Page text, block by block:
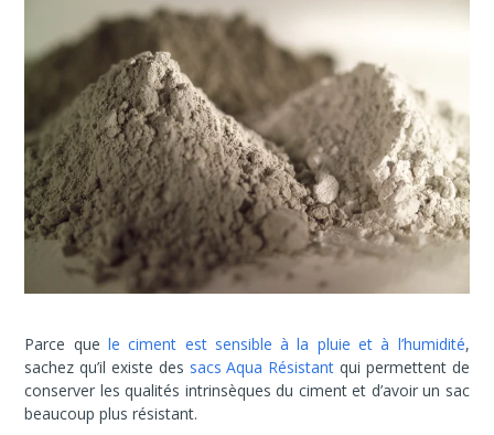
Parce que le ciment est sensible à la pluie et à l’humidité,
sachez qu’il existe des sacs Aqua Résistant qui permettent de
conserver les qualités intrinsèques du ciment et d’avoir un sac
beaucoup plus résistant.